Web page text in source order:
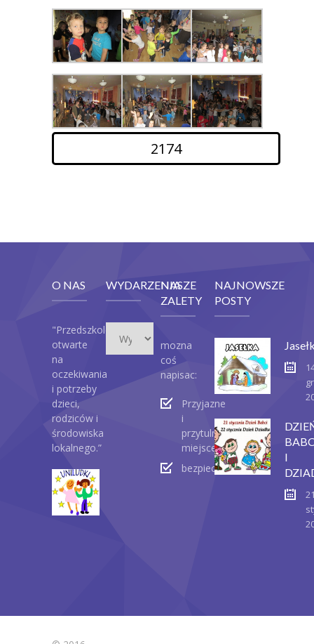
2174
O NAS
"Przedszkole
otwarte
na
oczekiwania
i potrzeby
dzieci,
rodziców i
środowiska
lokalnego.”
WYDARZENIA
NASZE
ZALETY
mozna
coś
napisac:
Przyjazne
i
przytulne
miejsce
bezpieczeństwo
NAJNOWSZE
POSTY
I